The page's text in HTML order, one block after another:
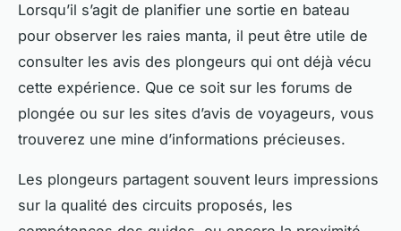
Lorsqu’il s’agit de planifier une sortie en bateau
pour observer les raies manta, il peut être utile de
consulter les avis des plongeurs qui ont déjà vécu
cette expérience. Que ce soit sur les forums de
plongée ou sur les sites d’avis de voyageurs, vous
trouverez une mine d’informations précieuses.
Les plongeurs partagent souvent leurs impressions
sur la qualité des circuits proposés, les